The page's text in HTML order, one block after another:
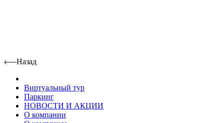
Назад
Виртуальный тур
Паркинг
НОВОСТИ И АКЦИИ
О компании